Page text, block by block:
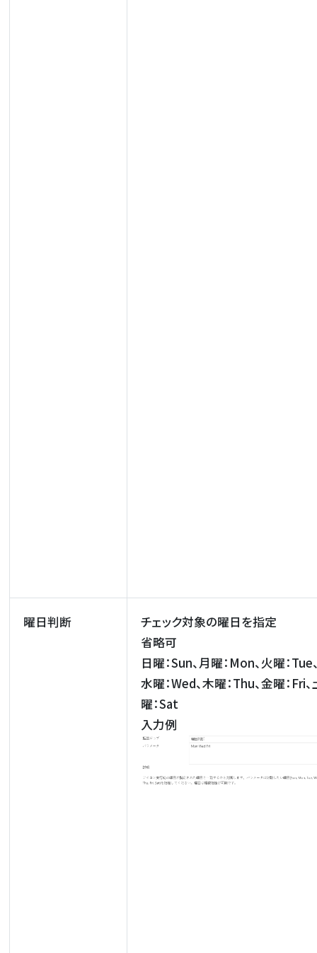
曜日判断
チェック対象の曜日を指定
省略可
日曜：Sun、月曜：Mon、火曜：Tue
水曜：Wed、木曜：Thu、金曜：Fri、
曜：Sat
入力例